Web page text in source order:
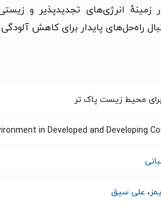
انرژی‌های تجدیدپذیر و
راه‌حل‌های پایدار برای کاهش
محیط زیست پاک تر
in Developed and Developing
، علی سیق